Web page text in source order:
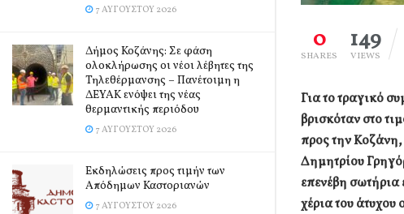
7 ΑΥΓΟΎΣΤΟΥ 2026
Δήμος Κοζάνης: Σε φάση
ολοκλήρωσης οι νέοι λέβητες της
Τηλεθέρμανσης – Πανέτοιμη η
ΔΕΥΑΚ ενόψει της νέας
θερμαντικής περιόδου
7 ΑΥΓΟΎΣΤΟΥ 2026
Εκδηλώσεις προς τιμήν των
Απόδημων Καστοριανών
7 ΑΥΓΟΎΣΤΟΥ 2026
0
SHARES
149
VIEWS
Για το τραγικό
βρισκόταν στο
προς την
Δημητρίου
επενέβη σωτήρια
χέρια του